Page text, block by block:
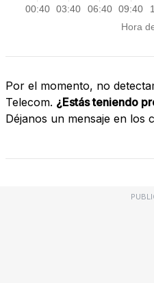
Por el momento, no
Telecom. ¿Estás teniendo
Déjanos un mensaje en los